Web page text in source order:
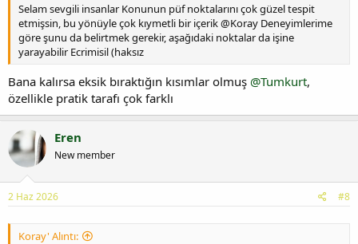
Selam sevgili insanlar Konunun püf noktalarını çok güzel tespit
etmişsin, bu yönüyle çok kıymetli bir içerik @Koray Deneyimlerime
göre şunu da belirtmek gerekir, aşağıdaki noktalar da işine
yarayabilir Ecrimisil (haksız
Bana kalırsa eksik bıraktığın kısımlar olmuş @Tumkurt,
özellikle pratik tarafı çok farklı
Eren
New member
2 Haz 2026 #8
Koray' Alıntı: